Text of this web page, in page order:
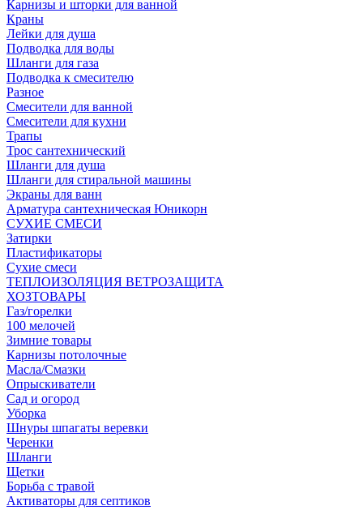
Карнизы и шторки для ванной
Краны
Лейки для душа
Подводка для воды
Шланги для газа
Подводка к смесителю
Разное
Смесители для ванной
Смесители для кухни
Трапы
Трос сантехнический
Шланги для душа
Шланги для стиральной машины
Экраны для ванн
Арматура сантехническая Юникорн
СУХИЕ СМЕСИ
Затирки
Пластификаторы
Сухие смеси
ТЕПЛОИЗОЛЯЦИЯ ВЕТРОЗАЩИТА
ХОЗТОВАРЫ
Газ/горелки
100 мелочей
Зимние товары
Карнизы потолочные
Масла/Смазки
Опрыскиватели
Сад и огород
Уборка
Шнуры шпагаты веревки
Черенки
Шланги
Щетки
Борьба с травой
Активаторы для септиков